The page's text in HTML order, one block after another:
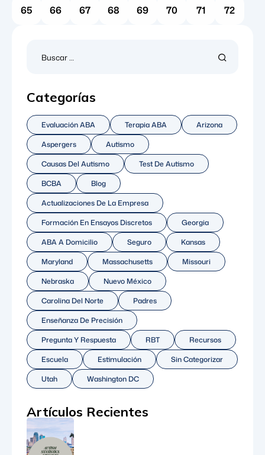
65 66 67 68 69 70 71 72
Categorías
Evaluación ABA Terapia ABA
Arizona
Aspergers
Autismo
Causas Del Autismo
Test De Autismo
BCBA
Blog
Actualizaciones De La Empresa
Formación En Ensayos Discretos
Georgia
ABA A Domicilio
Seguro
Kansas
Maryland
Massachusetts
Missouri
Nebraska
Nuevo México
Carolina Del Norte
Padres
Enseñanza De Precisión
Pregunta Y Respuesta
RBT
Recursos
Escuela
Estimulación
Sin Categorizar
Utah
Washington DC
Artículos Recientes